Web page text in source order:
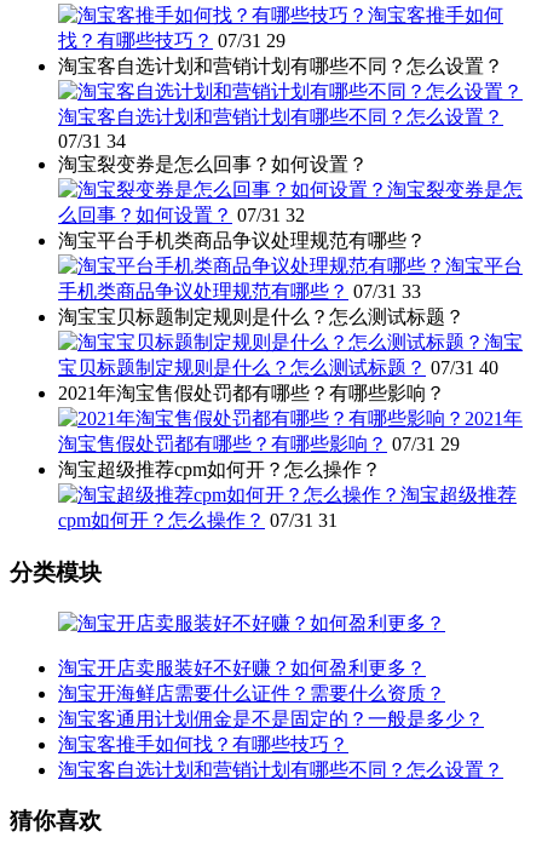
淘宝客推手如何
找？有哪些技巧？ 07/31 29
淘宝客自选计划和营销计划有哪些不同？怎么设置？
淘宝客自选计划和营销计划有哪些不同？怎么设置？
07/31 34
淘宝裂变券是怎么回事？如何设置？
淘宝裂变券是怎
么回事？如何设置？ 07/31 32
淘宝平台手机类商品争议处理规范有哪些？
淘宝平台
手机类商品争议处理规范有哪些？ 07/31 33
淘宝宝贝标题制定规则是什么？怎么测试标题？
淘宝
宝贝标题制定规则是什么？怎么测试标题？ 07/31 40
2021年淘宝售假处罚都有哪些？有哪些影响？
2021年
淘宝售假处罚都有哪些？有哪些影响？ 07/31 29
淘宝超级推荐cpm如何开？怎么操作？
淘宝超级推荐
cpm如何开？怎么操作？ 07/31 31
分类模块
淘宝开店卖服装好不好赚？如何盈利更多？
淘宝开海鲜店需要什么证件？需要什么资质？
淘宝客通用计划佣金是不是固定的？一般是多少？
淘宝客推手如何找？有哪些技巧？
淘宝客自选计划和营销计划有哪些不同？怎么设置？
猜你喜欢